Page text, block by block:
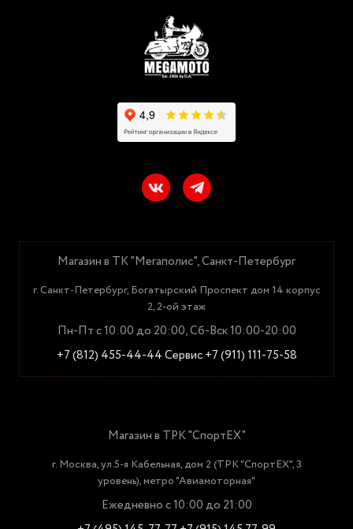
Магазин в ТК "Мегаполис", Санкт-Петербург
г. Санкт-Петербург, Богатырский Проспект дом 14 корпус
2, 2-ой этаж
Пн-Пт с 10:00 до 20:00, Сб-Вск 10:00-20:00
+7 (812) 455-44-44Сервис +7 (911) 111-75-58
Магазин в ТРК "СпортЕХ"
г. Москва, ул.5-я Кабельная, дом 2 (ТРК "СпортЕХ", 3
уровень), метро "Авиамоторная"
Ежедневно с 10:00 до 21:00